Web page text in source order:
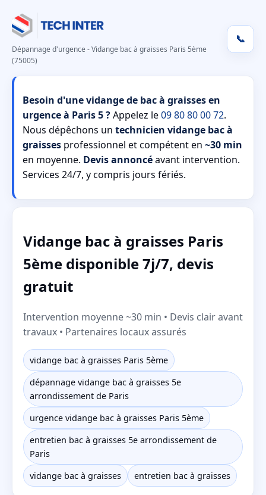
Dépannage d'urgence - Vidange bac à graisses Paris 5ème
(75005)
📞
Besoin d'une vidange de bac à graisses en
urgence à Paris 5 ?Appelez le09 80 80 00 72.
Nous dépêchons un technicien vidange bac à
graisses professionnel et compétent en ~30 min
en moyenne. Devis annoncéavant intervention.
Services 24/7, y compris jours fériés.
Vidange bac à graisses Paris
5ème disponible 7j/7, devis
gratuit
Intervention moyenne ~30 min • Devis clair avant
travaux • Partenaires locaux assurés
vidange bac à graisses Paris 5ème
dépannage vidange bac à graisses 5e
arrondissement de Paris
urgence vidange bac à graisses Paris 5ème
entretien bac à graisses 5e arrondissement de
Paris
vidange bac à graisses
entretien bac à graisses